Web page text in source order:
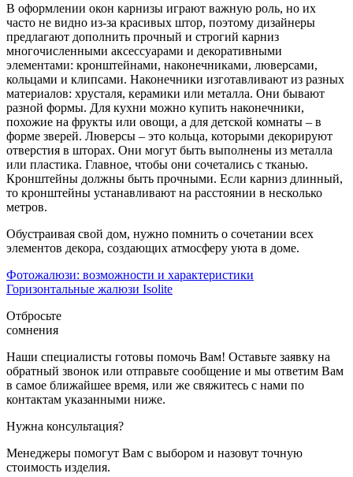
В оформлении окон карнизы играют важную роль, но их
часто не видно из-за красивых штор, поэтому дизайнеры
предлагают дополнить прочный и строгий карниз
многочисленными аксессуарами и декоративными
элементами: кронштейнами, наконечниками, люверсами,
кольцами и клипсами. Наконечники изготавливают из разных
материалов: хрусталя, керамики или металла. Они бывают
разной формы. Для кухни можно купить наконечники,
похожие на фрукты или овощи, а для детской комнаты – в
форме зверей. Люверсы – это кольца, которыми декорируют
отверстия в шторах. Они могут быть выполнены из металла
или пластика. Главное, чтобы они сочетались с тканью.
Кронштейны должны быть прочными. Если карниз длинный,
то кронштейны устанавливают на расстоянии в несколько
метров.
Обустраивая свой дом, нужно помнить о сочетании всех
элементов декора, создающих атмосферу уюта в доме.
Фотожалюзи: возможности и характеристики
Горизонтальные жалюзи Isolite
Отбросьте
сомнения
Наши специалисты готовы помочь Вам! Оставьте заявку на
обратный звонок или отправьте сообщение и мы ответим Вам
в самое ближайшее время, или же свяжитесь с нами по
контактам указанными ниже.
Нужна консультация?
Менеджеры помогут Вам с выбором и назовут точную
стоимость изделия.